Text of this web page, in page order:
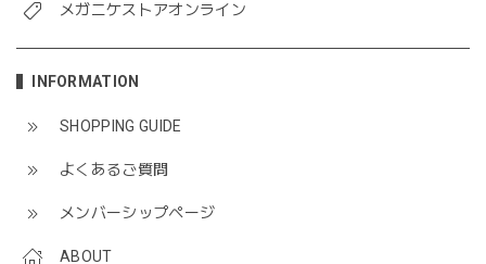
メガニケストアオンライン
INFORMATION
SHOPPING GUIDE
よくあるご質問
メンバーシップページ
ABOUT